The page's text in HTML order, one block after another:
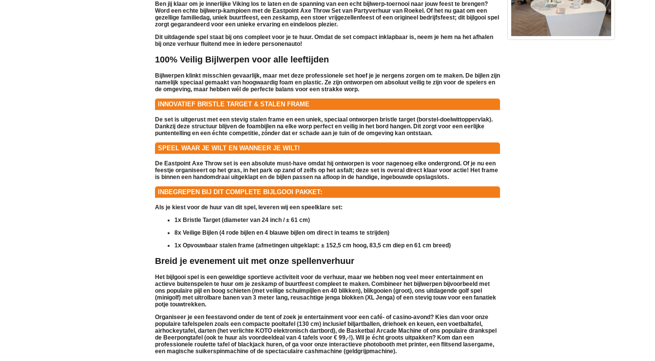
Ben jij klaar om je innerlijke Viking los te laten en de spanning van een echt bijlwerp-toernooi naar jouw feest te brengen?
Word een echte bijlwerp-kampioen met de Eastpoint Axe Throw Set van Partyverhuur van Roekel. Of het nu gaat om een
gezellige familiedag, uniek buurtfeest, een zeskamp, een stoer vrijgezellenfeest of een origineel bedrijfsfeest; dit bijlgooi spel
zorgt gegarandeerd voor een unieke ervaring en eindeloos plezier.
Dit uitdagende spel staat bij ons compleet voor je te huur. Omdat de set compact inklapbaar is, neem je hem na het afhalen
bij onze verhuur fluitend mee in iedere personenauto!
100% Veilig Bijlwerpen voor alle leeftijden
Bijlwerpen klinkt misschien gevaarlijk, maar met deze professionele set hoef je je nergens zorgen om te maken. De bijlen zijn
namelijk speciaal gemaakt van hoogwaardig foam en plastic. Ze zijn ontworpen om absoluut veilig te zijn voor de spelers en
de omgeving, maar hebben wél de perfecte balans voor een strakke worp.
INNOVATIEF BRISTLE TARGET & STALEN FRAME
De set is uitgerust met een stevig stalen frame en een uniek, speciaal ontworpen bristle target (borstel-doelwittoppervlak).
Dankzij deze structuur blijven de foambijlen na elke worp perfect en veilig in het bord hangen. Dit zorgt voor een eerlijke
puntentelling en een échte competitie, zónder dat er schade aan je tuin of de omgeving kan ontstaan.
SPEEL WAAR JE WILT EN WANNEER JE WILT!
De Eastpoint Axe Throw set is een absolute must-have omdat hij ontworpen is voor nagenoeg elke ondergrond. Of je nu een
feestje organiseert op het gras, in het park op zand of zelfs op het asfalt; deze set is overal direct klaar voor actie! Het frame
is binnen een handomdraai uitgeklapt en de bijlen passen na afloop in de handige, ingebouwde opslagslots.
INBEGREPEN BIJ DIT COMPLETE BIJLGOOI PAKKET:
Als je kiest voor de huur van dit spel, leveren wij een speelklare set:
1x Bristle Target (diameter van 24 inch / ± 61 cm)
8x Veilige Bijlen (4 rode bijlen en 4 blauwe bijlen om direct in teams te strijden)
1x Opvouwbaar stalen frame (afmetingen uitgeklapt: ± 152,5 cm hoog, 83,5 cm diep en 61 cm breed)
Breid je evenement uit met onze spellenverhuur
Het bijlgooi spel is een geweldige sportieve activiteit voor de verhuur, maar we hebben nog veel meer entertainment en
actieve buitenspelen te huur om je zeskamp of buurtfeest compleet te maken. Combineer het bijlwerpen bijvoorbeeld met
ons populaire pijl en boog schieten (met veilige schuimpijlen en 40 blikken), blikgooien (groot), ons uitdagende golf spel
(minigolf) met uitrolbare banen van 3 meter lang, reusachtige jenga blokken (XL Jenga) of een stevig touw voor een fanatiek
potje touwtrekken.
Organiseer je een feestavond onder de tent of zoek je entertainment voor een café- of casino-avond? Kies dan voor onze
populaire tafelspelen zoals een compacte pooltafel (130 cm) inclusief biljartballen, driehoek en keuen, een voetbaltafel,
airhockeytafel, darten (het verlichte KOTO elektronisch dartbord), de Basketbal Arcade Machine of ons populaire drankspel
de Beerpongtafel (ook te huur als voordeeldeal van 4 tafels voor € 99,-!). Wil je écht groots uitpakken? Kom dan een
professionele roulette tafel of blackjack huren, of ga voor onze interactieve photobooth met printer, een flitsend lasergame,
een magische suikerspinmachine of de spectaculaire cashmachine (geldgrijpmachine).